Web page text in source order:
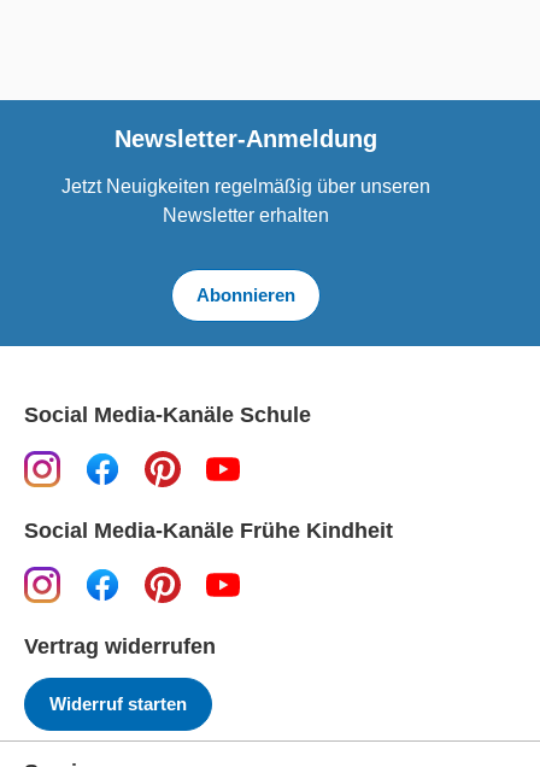
Newsletter-Anmeldung
Jetzt Neuigkeiten regelmäßig über unseren
Newsletter erhalten
Abonnieren
Social Media-Kanäle Schule
Social Media-Kanäle Frühe Kindheit
Vertrag widerrufen
Widerruf starten